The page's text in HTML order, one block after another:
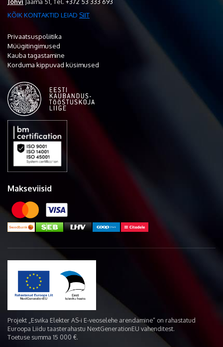
KÕIK KONTAKTID LEIAD SIIT
Privaatsuspoliitika
Müügitingimused
Kauba tagastamine
Korduma kippuvad küsimused
Makseviisid
Projekt „Esvika Elekter AS-i E-veoselehe arendamine“ on rahastatud
Euroopa Liidu taasterahastu NextGenerationEU vahenditest.
Toetuse summa 15 000 €.